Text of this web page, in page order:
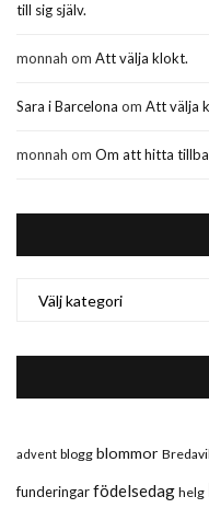
till sig själv.
monnah om Att välja klokt.
Sara i Barcelona om Att välja
monnah om Om att hitta
advent blogg blommor
funderingarfödelsedag helg